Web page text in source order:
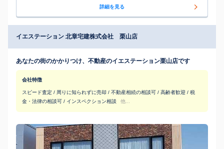
詳細を見る
イエステーション 北章宅建株式会社 栗山店
あなたの街のかかりつけ、不動産のイエステーション栗山店です
会社特徴
スピード査定 / 周りに知られずに売却 / 不動産相続の相談可 / 高齢者歓迎 / 税
金・法律の相談可 / インスペクション相談
他...